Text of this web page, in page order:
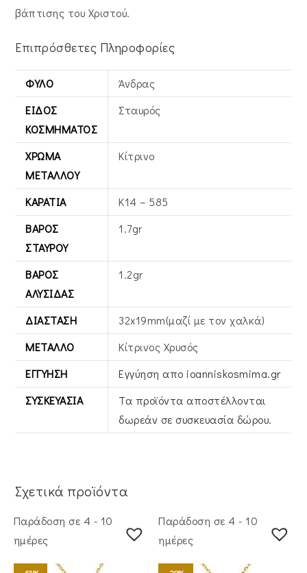
βάπτισης του Χριστού.
Επιπρόσθετες Πληροφορίες
ΦΎΛΟ
Άνδρας
ΕΊΔΟΣ
ΚΟΣΜΉΜΑΤΟΣ
Σταυρός
ΧΡΏΜΑ
ΜΕΤΆΛΛΟΥ
Κίτρινο
ΚΑΡΆΤΙΑ
Κ14 – 585
ΒΆΡΟΣ
ΣΤΑΥΡΟΎ
1.7gr
ΒΆΡΟΣ
ΑΛΥΣΊΔΑΣ
1.2gr
ΔΙΆΣΤΑΣΗ
32x19mm(μαζί με τον χαλκά)
ΜΈΤΑΛΛΟ
Κίτρινος Xρυσός
ΕΓΓΎΗΣΗ
Εγγύηση απο ioanniskosmima.gr
ΣΥΣΚΕΥΑΣΊΑ
Τα προϊόντα αποστέλλονται
δωρεάν σε συσκευασία δώρου.
Σχετικά προϊόντα
Παράδοση σε 4 - 10
ημέρες
Παράδοση σε 4 - 10
ημέρες